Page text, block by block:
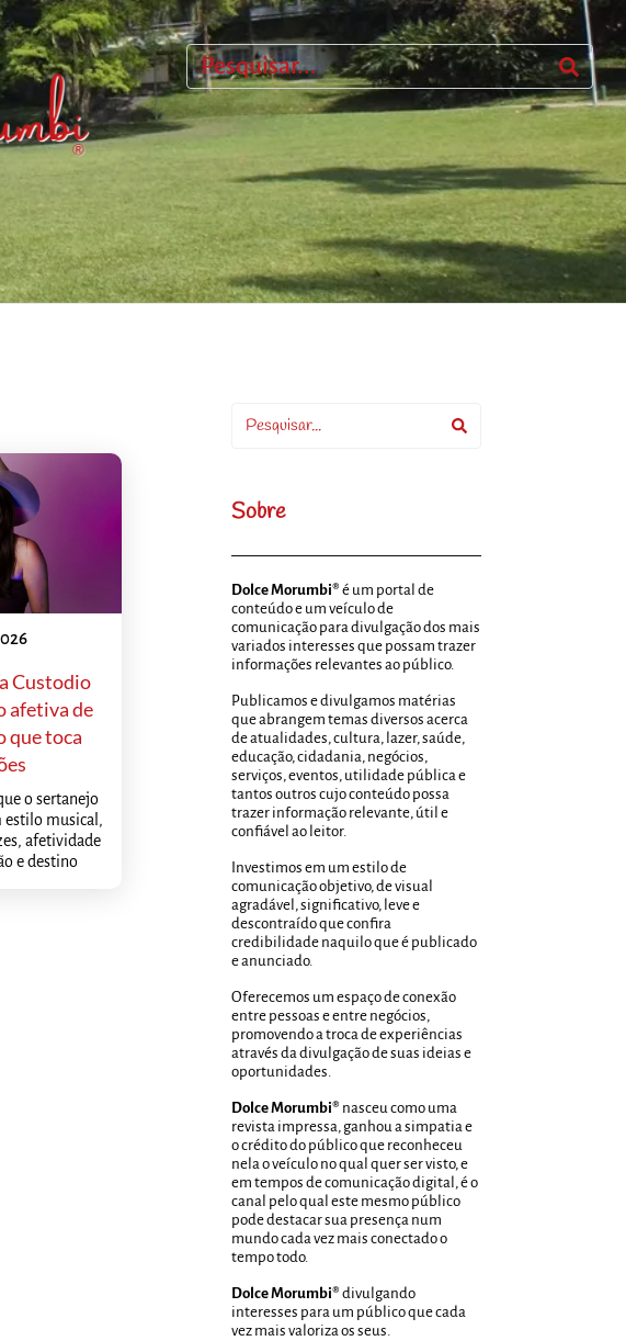
Custodio
afetiva de
que toca
o sertanejo
estilo musical,
afetividade
e destino
Sobre
Dolce Morumbi® é um portal de
conteúdo e um veículo de
comunicação para divulgação dos mais
variados interesses que possam trazer
informações relevantes ao público.
Publicamos e divulgamos matérias
que abrangem temas diversos acerca
de atualidades, cultura, lazer, saúde,
educação, cidadania, negócios,
serviços, eventos, utilidade pública e
tantos outros cujo conteúdo possa
trazer informação relevante, útil e
confiável ao leitor.
Investimos em um estilo de
comunicação objetivo, de visual
agradável, significativo, leve e
descontraído que confira
credibilidade naquilo que é publicado
e anunciado.
Oferecemos um espaço de conexão
entre pessoas e entre negócios,
promovendo a troca de experiências
através da divulgação de suas ideias e
oportunidades.
Dolce Morumbi® nasceu como uma
revista impressa, ganhou a simpatia e
o crédito do público que reconheceu
nela o veículo no qual quer ser visto, e
em tempos de comunicação digital, é o
canal pelo qual este mesmo público
pode destacar sua presença num
mundo cada vez mais conectado o
tempo todo.
Dolce Morumbi® divulgando
interesses para um público que cada
vez mais valoriza os seus.